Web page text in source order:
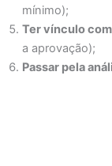
mínimo);
Ter vínculo com
a aprovação);
Passar pela